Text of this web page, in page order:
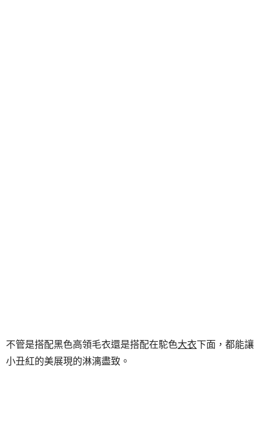
不管是搭配黑色高領毛衣還是搭配在駝色大衣下面，都能讓
小丑紅的美展現的淋漓盡致。